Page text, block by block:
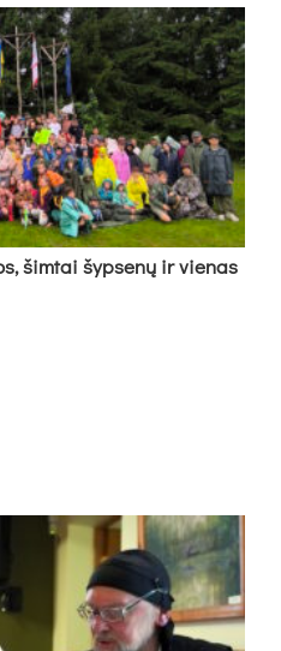
šim­tai šyp­se­nų ir vie­nas